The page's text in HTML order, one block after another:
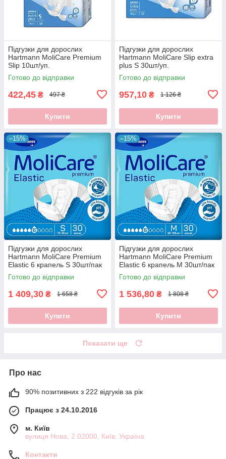
Підгузки для дорослих
Hartmann MoliCare Premium
Slip 10шт/уп.
Готово до відправки
422,45 ₴ 497 ₴
Купити
Підгузки для дорослих
Hartmann MoliCare Slip extra
plus S 30шт/уп.
Готово до відправки
957,10 ₴ 1 126 ₴
Купити
–15%
Підгузки для дорослих
Hartmann MoliCare Premium
Elastic 6 крапель S 30шт/пак
Готово до відправки
1 409,30 ₴ 1 658 ₴
Купити
–15%
Підгузки для дорослих
Hartmann MoliCare Premium
Elastic 6 крапель M 30шт/пак
Готово до відправки
1 536,80 ₴ 1 808 ₴
Купити
Показати ще
Про нас
90% позитивних з 222 відгуків за рік
Працює з 24.10.2016
м. Київ
вулиця Нова, 2 02000, Київ, Україна
Контакти